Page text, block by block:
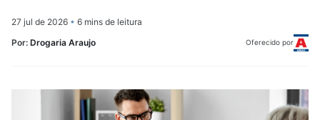
27 jul de 2026 • 6 mins de leitura
Por: Drogaria Araujo Oferecido por